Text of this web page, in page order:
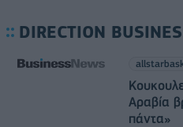
DIRECTION
Αραβία
πάντα»